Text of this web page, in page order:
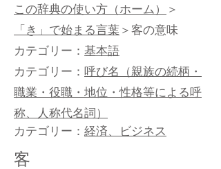
この辞典の使い方（ホーム）＞
「き」で始まる言葉＞客の意味
カテゴリー： 基本語
カテゴリー： 呼び名（親族の続柄・
職業・役職・地位・性格等による呼
称、人称代名詞）
カテゴリー： 経済、ビジネス
客